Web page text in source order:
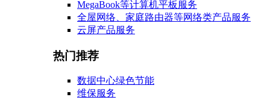
MegaBook等计算机平板服务
全屋网络、家庭路由器等网络类产品服务
云屏产品服务
热门推荐
数据中心绿色节能
维保服务